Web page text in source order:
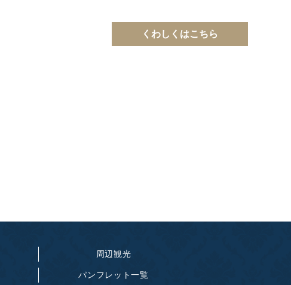
くわしくはこちら
周辺観光
パンフレット一覧